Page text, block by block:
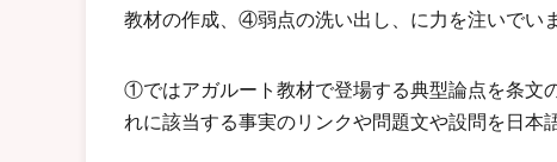
教材の作成、④弱点の洗い出し、に力を注いでい
①ではアガルート教材で登場する典型論点を条文
れに該当する事実のリンクや問題文や設問を日本